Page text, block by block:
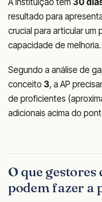
resultado para
crucial para articular
capacidade de melhoria.
Segundo a análise de
conceito 3, a AP
de proficientes
adicionais acima do
O que
podem fazer a